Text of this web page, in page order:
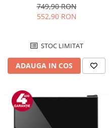
92L, Iluminare interioara,H 83
cm, Alb
749,90 RON
552,90 RON
STOC LIMITAT
ADAUGA IN COS